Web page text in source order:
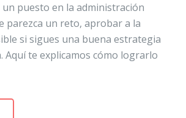
puesto en la administración
parezca un reto, aprobar a la
si sigues una buena estrategia
Aquí te explicamos cómo lograrlo